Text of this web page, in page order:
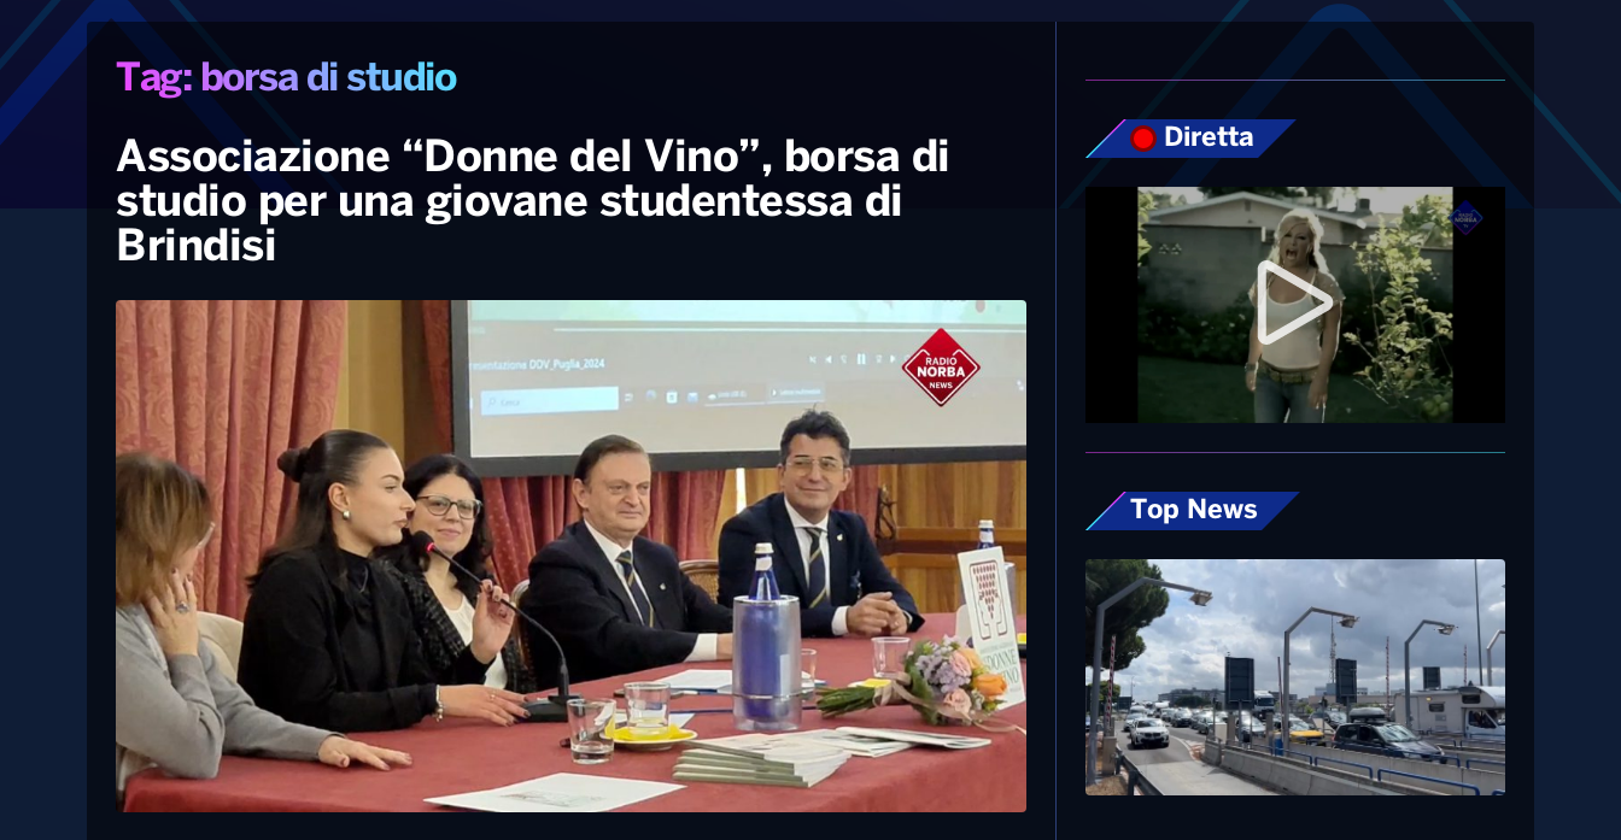
Tag: borsa di studio
Associazione “Donne del Vino”, borsa di
studio per una giovane studentessa di
Brindisi
Diretta
Top News